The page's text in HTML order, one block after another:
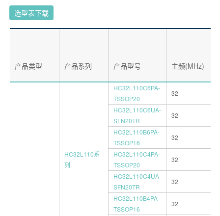
选型表下载
产品类型 产品系列 产品型号 主频(MHz)
HC32L110系
列
HC32L110C6PA-
TSSOP20
32
HC32L110C6UA-
SFN20TR
32
HC32L110B6PA-
TSSOP16
32
HC32L110C4PA-
TSSOP20
32
HC32L110C4UA-
SFN20TR
32
HC32L110B4PA-
TSSOP16
32